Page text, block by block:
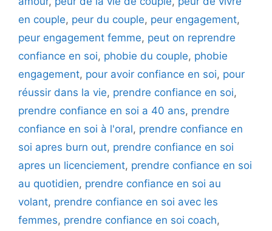
en couple, peur du couple, peur engagement,
peur engagement femme, peut on reprendre
confiance en soi, phobie du couple, phobie
engagement, pour avoir confiance en soi, pour
réussir dans la vie, prendre confiance en soi,
prendre confiance en soi a 40 ans, prendre
confiance en soi à l'oral, prendre confiance en
soi apres burn out, prendre confiance en soi
apres un licenciement, prendre confiance en soi
au quotidien, prendre confiance en soi au
volant, prendre confiance en soi avec les
femmes, prendre confiance en soi coach,